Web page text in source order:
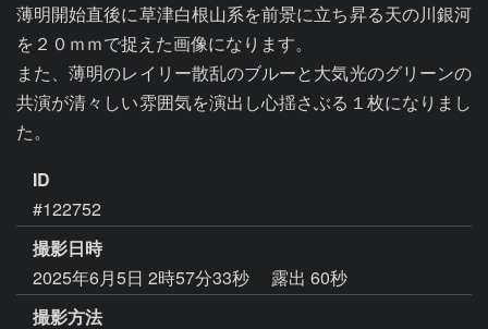
薄明開始直後に草津白根山系を前景に立ち昇る天の川銀河
を２０ｍｍで捉えた画像になります。
また、薄明のレイリー散乱のブルーと大気光のグリーンの
共演が清々しい雰囲気を演出し心揺さぶる１枚になりまし
た。
ID
#122752
撮影日時
2025年6月5日 2時57分33秒
露出 60秒
撮影方法